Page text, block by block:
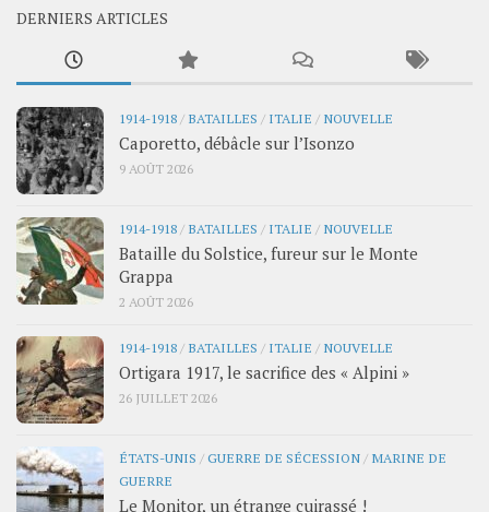
DERNIERS ARTICLES
1914-1918 / BATAILLES / ITALIE / NOUVELLE
Caporetto, débâcle sur l’Isonzo
9 AOÛT 2026
1914-1918 / BATAILLES / ITALIE / NOUVELLE
Bataille du Solstice, fureur sur le Monte
Grappa
2 AOÛT 2026
1914-1918 / BATAILLES / ITALIE / NOUVELLE
Ortigara 1917, le sacrifice des « Alpini »
26 JUILLET 2026
ÉTATS-UNIS /GUERRE DE SÉCESSION / MARINE DE
GUERRE
Le Monitor, un étrange cuirassé !